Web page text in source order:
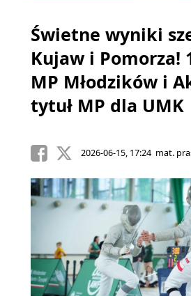
Świetne wyniki
Kujaw i Pomorza!
MP Młodzików i
tytuł MP dla UMK
2026-06-15, 17:24 mat.